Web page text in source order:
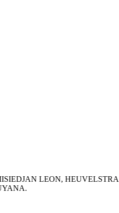
LEON,